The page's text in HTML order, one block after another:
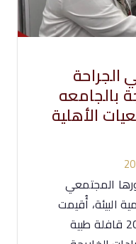
بالجامعه
الأهلية
المجتمعي
البيئة، أُقيمت
اليوم الأحد الموافق 20 أبريل 2025 قافلة طبية